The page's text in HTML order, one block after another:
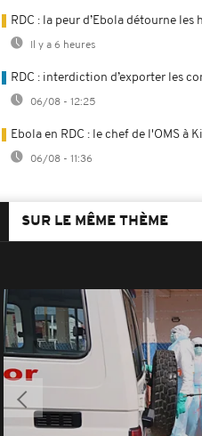
RDC : la peur d’Ebola détourne
Il y a 6 heures
RDC : interdiction d’exporter les
06/08 - 12:25
Ebola en RDC : le chef de l'OMS à
06/08 - 11:36
SUR LE MÊME THÈME